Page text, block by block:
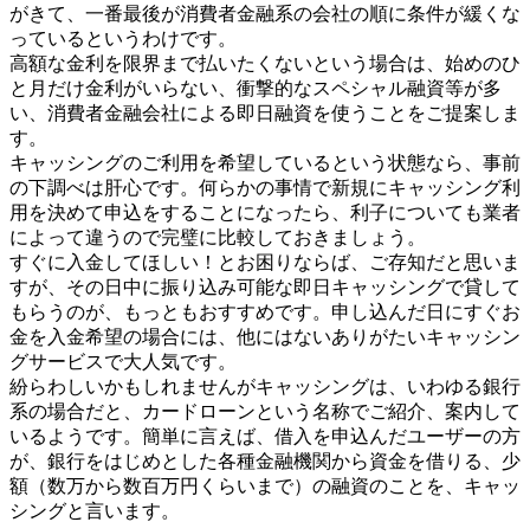
がきて、一番最後が消費者金融系の会社の順に条件が緩くな
っているというわけです。
高額な金利を限界まで払いたくないという場合は、始めのひ
と月だけ金利がいらない、衝撃的なスペシャル融資等が多
い、消費者金融会社による即日融資を使うことをご提案しま
す。
キャッシングのご利用を希望しているという状態なら、事前
の下調べは肝心です。何らかの事情で新規にキャッシング利
用を決めて申込をすることになったら、利子についても業者
によって違うので完璧に比較しておきましょう。
すぐに入金してほしい！とお困りならば、ご存知だと思いま
すが、その日中に振り込み可能な即日キャッシングで貸して
もらうのが、もっともおすすめです。申し込んだ日にすぐお
金を入金希望の場合には、他にはないありがたいキャッシン
グサービスで大人気です。
紛らわしいかもしれませんがキャッシングは、いわゆる銀行
系の場合だと、カードローンという名称でご紹介、案内して
いるようです。簡単に言えば、借入を申込んだユーザーの方
が、銀行をはじめとした各種金融機関から資金を借りる、少
額（数万から数百万円くらいまで）の融資のことを、キャッ
シングと言います。